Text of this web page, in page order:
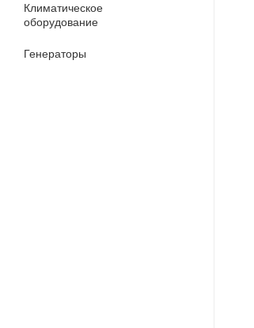
Климатическое
оборудование
Генераторы